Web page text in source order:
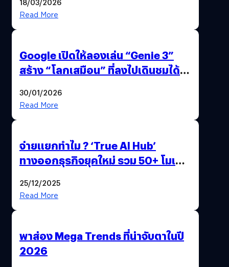
Read More
Google เปิดให้ลองเล่น “Genie 3”
สร้าง “โลกเสมือน” ที่ลงไปเดินชมได้
30/01/2026
Read More
จ่ายแยกทำไม ? ‘True AI Hub’
ทางออกธุรกิจยุคใหม่ รวม 50+ โมเดล
25/12/2025
Read More
พาส่อง Mega Trends ที่น่าจับตาในปี
2026